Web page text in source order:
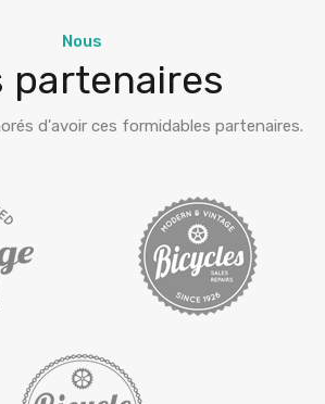
Nous
partenaires
d'avoir ces formidables partenaires.